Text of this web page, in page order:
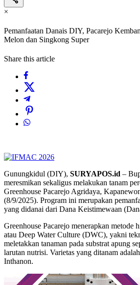
×
Pemanfaatan Danais DIY, Pacarejo
Melon dan Singkong Super
Share this article
Gunungkidul (DIY), SURYAPOS.id –
meresmikan sekaligus melakukan tanam
Greenhouse Pacarejo Agridaya,
(8/9/2025). Program ini merupakan
yang didanai dari Dana Keistimewaan
Greenhouse Pacarejo menerapkan metode
atau Deep Water Culture (DWC), yakni
meletakkan tanaman pada substrat apung
larutan nutrisi. Varietas yang ditanam
Inthanon.